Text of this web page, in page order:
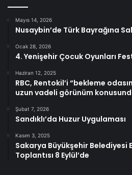
Mayıs 14, 2026
Nusaybin’de Türk Bayrağına
Ocak 28, 2026
4. Yenişehir Çocuk Oyunları
Haziran 12, 2025
RBC, Rentokil’i “bekleme
uzun vadeli görünüm
Şubat 7, 2026
Sandıklı’da Huzur Uygulaması
Kasım 3, 2025
Sakarya Büyükşehir Belediyesi
Toplantısı 8 Eylül’de